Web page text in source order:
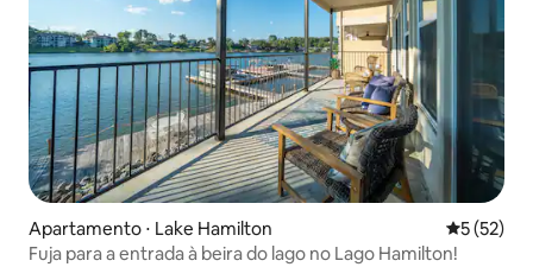
Apartamento ⋅ Lake Hamilton 5 de uma
5 (52)
Fuja para a entrada à beira do lago no Lago Hamilton!